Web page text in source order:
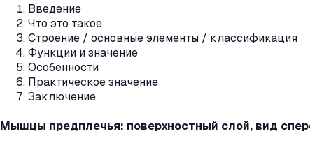
Введение
Что это такое
Строение / основные элементы / классификация
Функции и значение
Особенности
Практическое значение
Заключение
Мышцы предплечья: поверхностный слой, вид